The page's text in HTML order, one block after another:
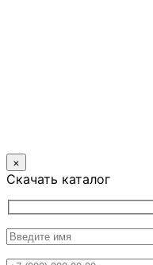
×
Скачать каталог